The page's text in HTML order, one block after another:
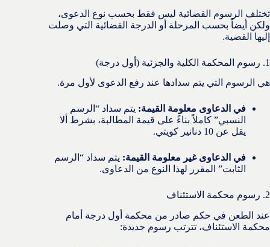
تختلف الرسوم القضائية ليس فقط بحسب نوع الدعوى،
ولكن أيضاً بحسب المرحلة أو الدرجة القضائية التي وصلت
إليها القضية.
1. رسوم المحكمة الكلية والجزئية (أول درجة)
هي الرسوم التي يتم سدادها عند رفع الدعوى لأول مرة.
في الدعاوى معلومة القيمة: يتم سداد “الرسم
النسبي” كاملاً بناءً على قيمة المطالبة، بشرط ألا
يقل عن 10 دنانير كويتي.
في الدعاوى غير معلومة القيمة: يتم سداد “الرسم
الثابت” المقرر لهذا النوع من الدعاوى.
2. رسوم محكمة الاستئناف
عند الطعن في حكم صادر من محكمة أول درجة أمام
محكمة الاستئناف، تترتب رسوم جديدة: